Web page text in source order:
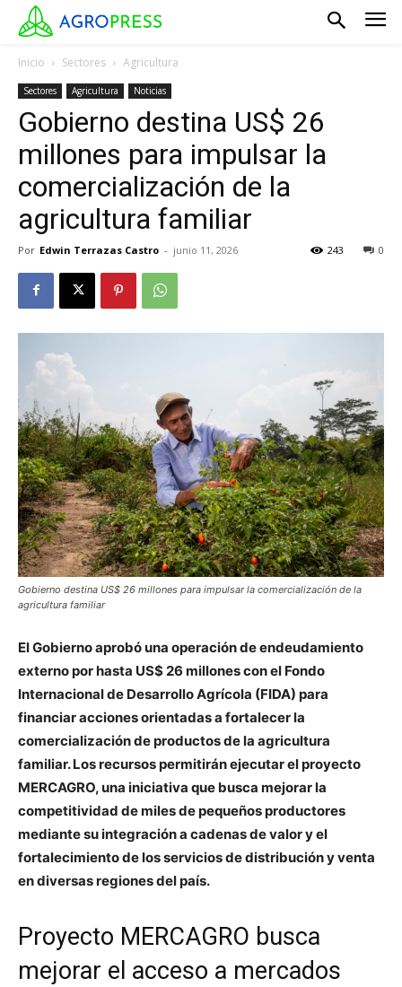
Inicio Sectores Agricultura
Sectores Agricultura Noticias
Gobierno destina US$ 26
millones para impulsar la
comercialización de la
agricultura familiar
Por Edwin Terrazas Castro - junio 11, 2026 0
243
Gobierno destina US$ 26 millones para impulsar la comercialización de la
agricultura familiar
El Gobierno aprobó una operación de endeudamiento
externo por hasta US$ 26 millones con el Fondo
Internacional de Desarrollo Agrícola (FIDA) para
financiar acciones orientadas a fortalecer la
comercialización de productos de la agricultura
familiar. Los recursos permitirán ejecutar el proyecto
MERCAGRO, una iniciativa que busca mejorar la
competitividad de miles de pequeños productores
mediante su integración a cadenas de valor y el
fortalecimiento de los servicios de distribución y venta
en diversas regiones del país.
Proyecto MERCAGRO busca
mejorar el acceso a mercados